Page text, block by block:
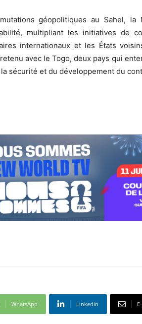
géopolitiques au Sahel, la
multipliant les initiatives de
internationaux et les États
avec le Togo, deux pays qui
sécurité et du développement du
WhatsApp Linkedin